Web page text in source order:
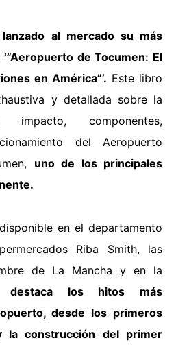
al mercado su más
de Tocumen: El
en América”’. Este libro
y detallada sobre la
impacto, componentes,
del Aeropuerto
uno de los principales
en el departamento
Riba Smith, las
de La Mancha y en la
destaca los hitos más
desde los primeros
la construcción del primer